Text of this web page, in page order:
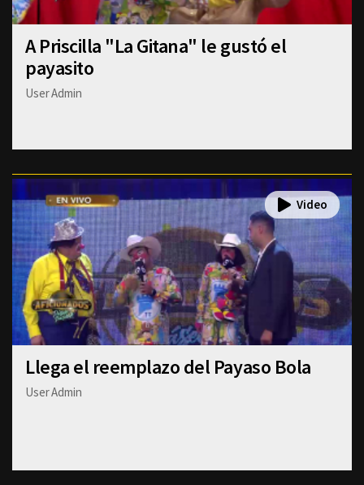
A Priscilla "La Gitana" le gustó el
payasito
User Admin
Llega el reemplazo del Payaso Bola
User Admin